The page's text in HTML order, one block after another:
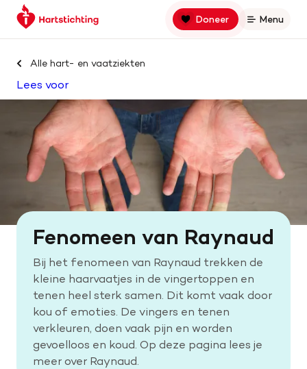
Spring
naar
Spring
naar
navigatie
Keer
terug
de
homepage
Doneer
Open
Menu
Zoek binnen hartstichting.nl
Zoeken
Home
Hart- en vaatziekten
Oorzaken
Is jouw hart gezond?
Help mee met geld
Help mee met tijd
Alle hart- en vaatziekten
Lees voor
Fenomeen van Raynaud
Bij het fenomeen van Raynaud trekken de
kleine haarvaatjes in de vingertoppen en
tenen heel sterk samen. Dit komt vaak door
kou of emoties. De vingers en tenen
verkleuren, doen vaak pijn en worden
gevoelloos en koud. Op deze pagina lees je
meer over Raynaud.